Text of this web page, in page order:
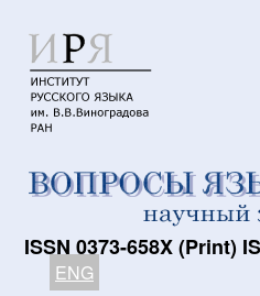
ISSN 0373-658X (Print)
ENG